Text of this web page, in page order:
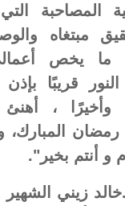
المصاحبة
مبتغاه
ما يخص
قريبًا
وأخيرًا ، أهنئ
المبارك،
و أنتم بخير".
زيني الشهير